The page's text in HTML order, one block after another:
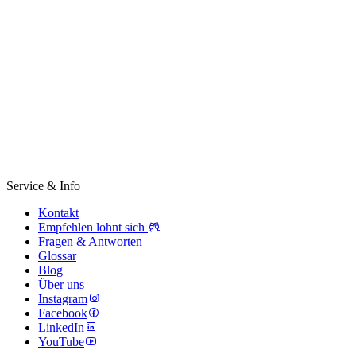
Service & Info
Kontakt
Empfehlen lohnt sich
Fragen & Antworten
Glossar
Blog
Über uns
Instagram
Facebook
LinkedIn
YouTube